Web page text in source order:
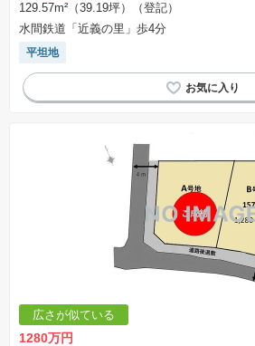
129.57m²（39.19坪）（登記）
水間鉄道「近義の里」歩4分
平坦地
広さが似ている
1280万円